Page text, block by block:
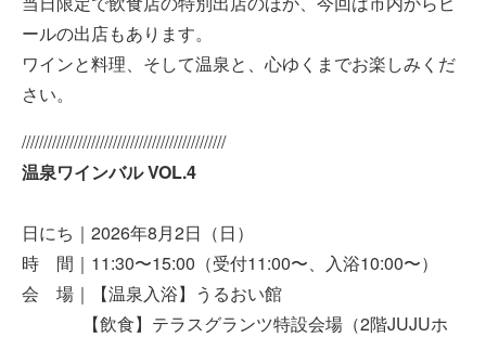
ールの出店もあります。
ワインと料理、そして温泉と、心ゆくまでお楽しみくだ
さい。
///////////////////////////////////////////////
温泉ワインバル VOL.4
日にち｜2026年8月2日（日）
時 間｜11:30〜15:00（受付11:00〜、入浴10:00〜）
会 場｜【温泉入浴】うるおい館
【飲食】テラスグランツ特設会場（2階JUJUホ